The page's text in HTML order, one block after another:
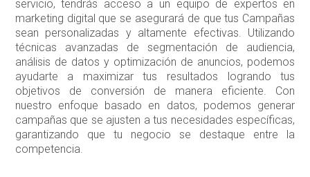
servicio, tendrás acceso a un equipo de expertos en
marketing digital que se asegurará de que tus Campañas
sean personalizadas y altamente efectivas. Utilizando
técnicas avanzadas de segmentación de audiencia,
análisis de datos y optimización de anuncios, podemos
ayudarte a maximizar tus resultados logrando tus
objetivos de conversión de manera eficiente. Con
nuestro enfoque basado en datos, podemos generar
campañas que se ajusten a tus necesidades específicas,
garantizando que tu negocio se destaque entre la
competencia.